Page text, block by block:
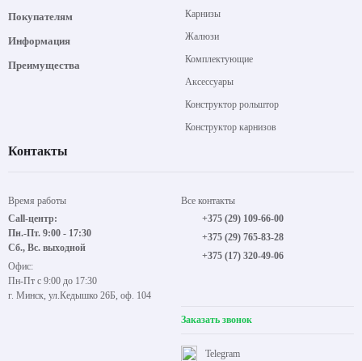
Покупателям
Информация
Преимущества
Карнизы
Жалюзи
Комплектующие
Аксессуары
Конструктор рольштор
Конструктор карнизов
Контакты
Время работы
Call-центр:
Пн.-Пт. 9:00 - 17:30
Сб., Вс. выходной
Офис:
Пн-Пт с 9:00 до 17:30
г. Минск, ул.Кедышко 26Б, оф. 104
Все контакты
+375 (29) 109-66-00
+375 (29) 765-83-28
+375 (17) 320-49-06
Заказать звонок
Telegram